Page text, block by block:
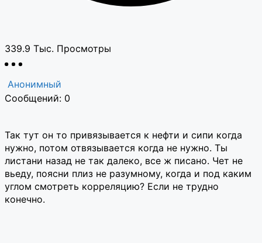
339.9 Тыс. Просмотры
Анонимный
Сообщений: 0
Так тут он то привязывается к нефти и сипи когда
нужно, потом отвязывается когда не нужно. Ты
листани назад не так далеко, все ж писано. Чет не
вьеду, поясни плиз не разумному, когда и под каким
углом смотреть корреляцию? Если не трудно
конечно.